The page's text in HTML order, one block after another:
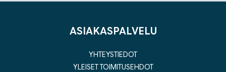
ASIAKASPALVELU
YHTEYSTIEDOT
YLEISET TOIMITUSEHDOT